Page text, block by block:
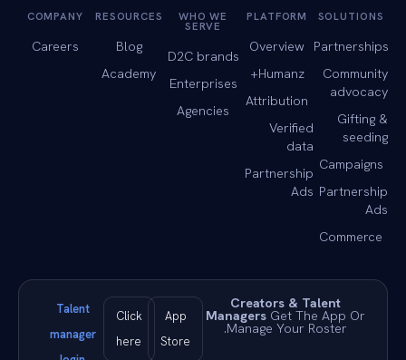
SOLUTIONS
Partnerships
Community
advocacy
Gifting &
seeding
Campaigns
Partnership
Ads
Commerce
PLATFORM
Overview
Humanz+
Attribution
Verified
data
Partnership
Ads
WHO WE
SERVE
D2C brands
Enterprises
Agencies
RESOURCES
Blog
Academy
COMPANY
Careers
Creators & Talent
ManagersGet The App Or
Manage Your Roster.
App
Store
Click
here
Talent
manager